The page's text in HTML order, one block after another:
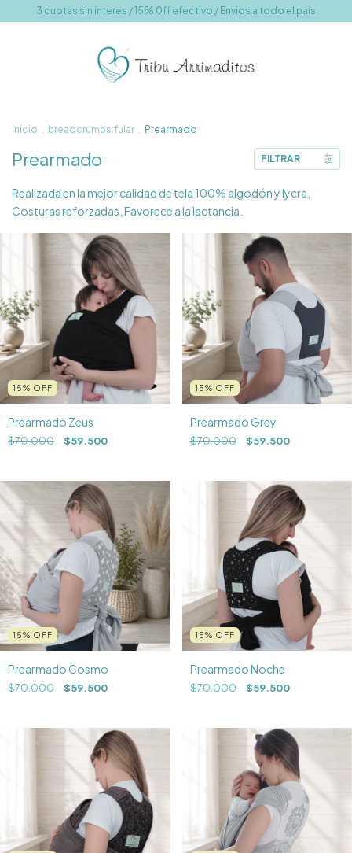
3 cuotas sin interes / 15% 0ff efectivo / Envios a todo el pais
Inicio . breadcrumbs.fular . Prearmado
Prearmado FILTRAR
Realizada en la mejor calidad de tela 100% algodón y lycra,
Costuras reforzadas, Favorece a la lactancia.
15% OFF
Prearmado Zeus
$70.000 $59.500
15% OFF
Prearmado Grey
$70.000 $59.500
15% OFF
Prearmado Cosmo
$70.000 $59.500
15% OFF
Prearmado Noche
$70.000 $59.500